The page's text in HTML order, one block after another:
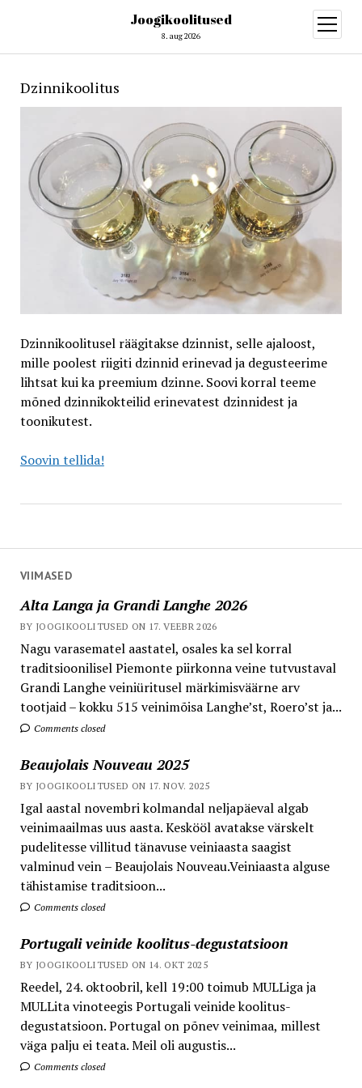
Joogikoolitused
8. aug 2026
open
menu
VIIMASED
Alta Langa ja Grandi Langhe 2026
BY JOOGIKOOLITUSED ON 17. VEEBR 2026
Nagu varasematel aastatel, osales ka sel korral
traditsioonilisel Piemonte piirkonna veine tutvustaval
Grandi Langhe veiniüritusel märkimisväärne arv
tootjaid – kokku 515 veinimõisa Langhe’st, Roero’st ja...
Comments closed
Beaujolais Nouveau 2025
BY JOOGIKOOLITUSED ON 17. NOV. 2025
Igal aastal novembri kolmandal neljapäeval algab
veinimaailmas uus aasta. Keskööl avatakse värskelt
pudelitesse villitud tänavuse veiniaasta saagist
valminud vein – Beaujolais Nouveau.Veiniaasta alguse
tähistamise traditsioon...
Comments closed
Portugali veinide koolitus-degustatsioon
BY JOOGIKOOLITUSED ON 14. OKT 2025
Reedel, 24. oktoobril, kell 19:00 toimub MULLiga ja
MULLita vinoteegis Portugali veinide koolitus-
degustatsioon. Portugal on põnev veinimaa, millest
väga palju ei teata. Meil oli augustis...
Comments closed
Dzinnikoolitus
Dzinnikoolitusel räägitakse dzinnist, selle ajaloost,
mille poolest riigiti dzinnid erinevad ja degusteerime
lihtsat kui ka preemium dzinne. Soovi korral teeme
mõned dzinnikokteilid erinevatest dzinnidest ja
toonikutest.
Soovin tellida!